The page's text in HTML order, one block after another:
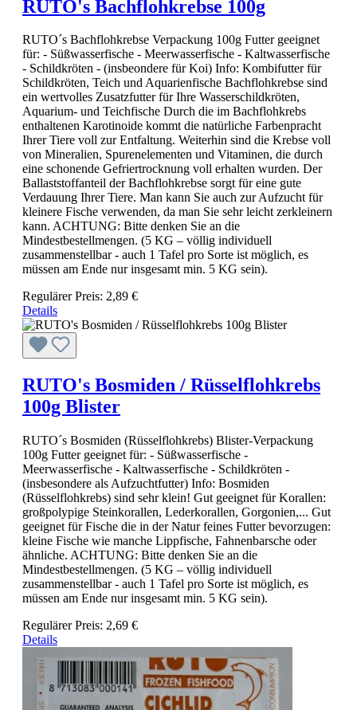
RUTO's Bachflohkrebse 100g
RUTO´s Bachflohkrebse Verpackung 100g Futter geeignet
für: - Süßwasserfische - Meerwasserfische - Kaltwasserfische
- Schildkröten - (insbeondere für Koi) Info: Kombifutter für
Schildkröten, Teich und Aquarienfische Bachflohkrebse sind
ein wertvolles Zusatzfutter für Ihre Wasserschildkröten,
Aquarium- und Teichfische Durch die im Bachflohkrebs
enthaltenen Karotinoide kommt die natürliche Farbenpracht
Ihrer Tiere voll zur Entfaltung. Weiterhin sind die Krebse voll
von Mineralien, Spurenelementen und Vitaminen, die durch
eine schonende Gefriertrocknung voll erhalten wurden. Der
Ballaststoffanteil der Bachflohkrebse sorgt für eine gute
Verdauung Ihrer Tiere. Man kann Sie auch zur Aufzucht für
kleinere Fische verwenden, da man Sie sehr leicht zerkleinern
kann. ACHTUNG: Bitte denken Sie an die
Mindestbestellmengen. (5 KG – völlig individuell
zusammenstellbar - auch 1 Tafel pro Sorte ist möglich, es
müssen am Ende nur insgesamt min. 5 KG sein).
Regulärer Preis: 2,89 €
Details
RUTO's Bosmiden / Rüsselflohkrebs
100g Blister
RUTO´s Bosmiden (Rüsselflohkrebs) Blister-Verpackung
100g Futter geeignet für: - Süßwasserfische -
Meerwasserfische - Kaltwasserfische - Schildkröten -
(insbesondere als Aufzuchtfutter) Info: Bosmiden
(Rüsselflohkrebs) sind sehr klein! Gut geeignet für Korallen:
großpolypige Steinkorallen, Lederkorallen, Gorgonien,... Gut
geeignet für Fische die in der Natur feines Futter bevorzugen:
kleine Fische wie manche Lippfische, Fahnenbarsche oder
ähnliche. ACHTUNG: Bitte denken Sie an die
Mindestbestellmengen. (5 KG – völlig individuell
zusammenstellbar - auch 1 Tafel pro Sorte ist möglich, es
müssen am Ende nur insgesamt min. 5 KG sein).
Regulärer Preis: 2,69 €
Details